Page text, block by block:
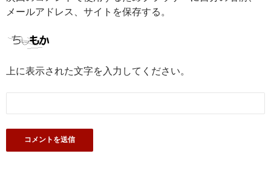
メールアドレス、サイトを保存する。
上に表示された文字を入力してください。